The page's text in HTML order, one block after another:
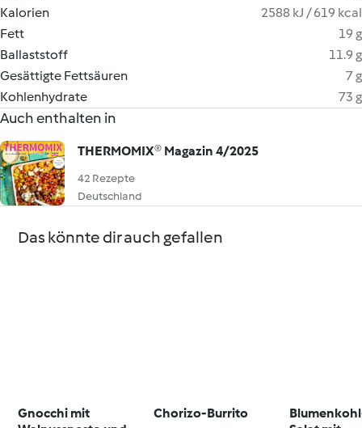
Kalorien
2588 kJ / 619 kcal
Fett
19 g
Ballaststoff
11.9 g
Gesättigte Fettsäuren
7 g
Kohlenhydrate
73 g
Auch enthalten in
THERMOMIX® Magazin 4/2025
42 Rezepte
Deutschland
Das könnte dir auch gefallen
Gnocchi mit
Chorizo-Burrito